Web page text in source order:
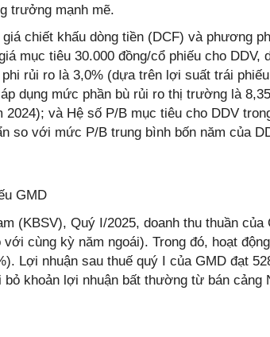
trưởng mạnh mẽ.
chiết khấu dòng tiền (DCF) và phương
mục tiêu 30.000 đồng/cổ phiếu cho DDV,
rủi ro là 3,0% (dựa trên lợi suất trái
dụng mức phần bù rủi ro thị trường là
và Hệ số P/B mục tiêu cho DDV
so với mức P/B trung bình bốn năm của
GMD
(KBSV), Quý I/2025, doanh thu thuần của
cùng kỳ năm ngoái). Trong đó, hoạt
Lợi nhuận sau thuế quý I của GMD đạt
khoản lợi nhuận bất thường từ bán cảng